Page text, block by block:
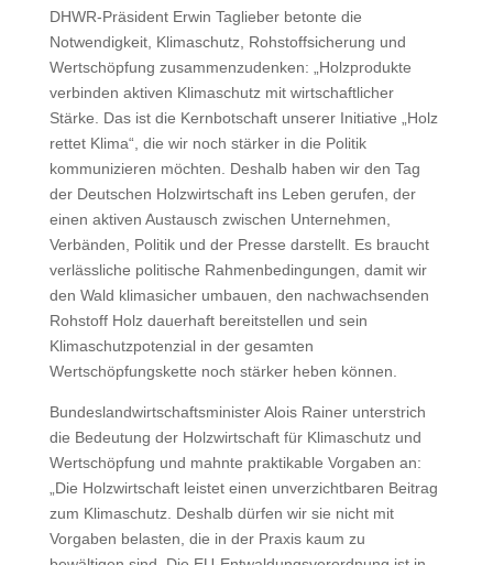
DHWR-Präsident Erwin Taglieber betonte die
Notwendigkeit, Klimaschutz, Rohstoffsicherung und
Wertschöpfung zusammenzudenken: „Holzprodukte
verbinden aktiven Klimaschutz mit wirtschaftlicher
Stärke. Das ist die Kernbotschaft unserer Initiative „Holz
rettet Klima“, die wir noch stärker in die Politik
kommunizieren möchten. Deshalb haben wir den Tag
der Deutschen Holzwirtschaft ins Leben gerufen, der
einen aktiven Austausch zwischen Unternehmen,
Verbänden, Politik und der Presse darstellt. Es braucht
verlässliche politische Rahmenbedingungen, damit wir
den Wald klimasicher umbauen, den nachwachsenden
Rohstoff Holz dauerhaft bereitstellen und sein
Klimaschutzpotenzial in der gesamten
Wertschöpfungskette noch stärker heben können.
Bundeslandwirtschaftsminister Alois Rainer unterstrich
die Bedeutung der Holzwirtschaft für Klimaschutz und
Wertschöpfung und mahnte praktikable Vorgaben an:
„Die Holzwirtschaft leistet einen unverzichtbaren Beitrag
zum Klimaschutz. Deshalb dürfen wir sie nicht mit
Vorgaben belasten, die in der Praxis kaum zu